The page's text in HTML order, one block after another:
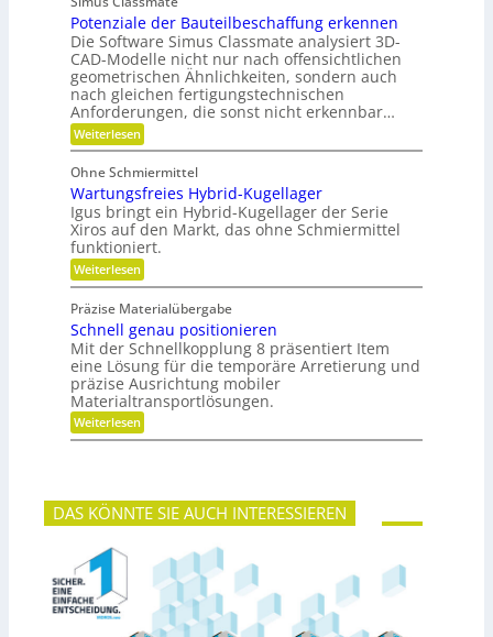
n
g
g
e
g
r
ü
n
d
e
t
e
n
g
e
t
r
i
e
b
-
F
a
m
i
l
i
e
r
m
e
h
r
F
l
e
x
i
i
l
i
t
ä
t
Potenziale der Bauteilbeschaffung erkennen
Die Software Simus Classmate analysiert 3D-
CAD-Modelle nicht nur nach offensichtlichen
geometrischen Ähnlichkeiten, sondern auch
nach gleichen fertigungstechnischen
Anforderungen, die sonst nicht erkennbar…
Weiterlesen:
P
t
e
n
z
i
a
l
e
e
r
B
a
u
t
e
i
l
c
h
Ohne Schmiermittel
Wartungsfreies Hybrid-Kugellager
Igus bringt ein Hybrid-Kugellager der Serie
Xiros auf den Markt, das ohne Schmiermittel
funktioniert.
Weiterlesen:
W
r
t
u
n
g
s
f
r
e
H
b
Präzise Materialübergabe
Schnell genau positionieren
Mit der Schnellkopplung 8 präsentiert Item
eine Lösung für die temporäre Arretierung und
präzise Ausrichtung mobiler
Materialtransportlösungen.
Weiterlesen:
S
e
l
l
DAS KÖNNTE SIE AUCH INTERESSIEREN